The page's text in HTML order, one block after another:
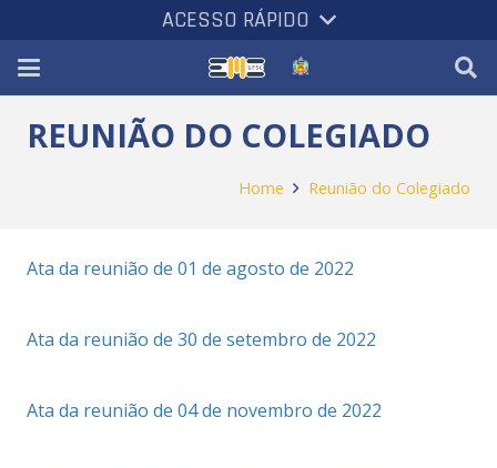
ACESSO RÁPIDO
REUNIÃO DO COLEGIADO
Home Reunião do Colegiado
Ata da reunião de 01 de agosto de 2022
Ata da reunião de 30 de setembro de 2022
Ata da reunião de 04 de novembro de 2022